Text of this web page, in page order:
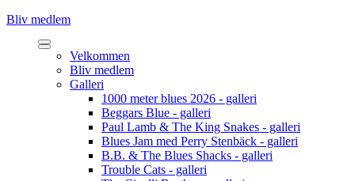
Bliv medlem
Velkommen
Bliv medlem
Galleri
1000 meter blues 2026 - galleri
Beggars Blue - galleri
Paul Lamb & The King Snakes - galleri
Blues Jam med Perry Stenbäck - galleri
B.B. & The Blues Shacks - galleri
Trouble Cats - galleri